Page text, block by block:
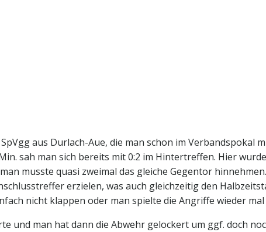
aus Durlach-Aue, die man schon im Verbandspokal
sah man sich bereits mit 0:2 im Hintertreffen. Hier
musste quasi zweimal das gleiche Gegentor
erzielen, was auch gleichzeitig den
nicht klappen oder man spielte die Angriffe wieder
und man hat dann die Abwehr gelockert um ggf. doch